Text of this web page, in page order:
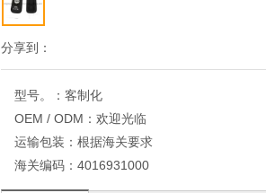
分享到：
型号。： 客制化
OEM / ODM： 欢迎光临
运输包装： 根据海关要求
海关编码： 4016931000